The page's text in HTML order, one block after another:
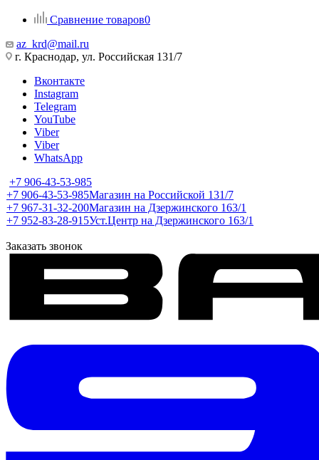
Сравнение товаров0
az_krd@mail.ru
г. Краснодар, ул. Российская 131/7
Вконтакте
Instagram
Telegram
YouTube
Viber
Viber
WhatsApp
+7 906-43-53-985
+7 906-43-53-985Магазин на Российской 131/7
+7 967-31-32-200Магазин на Дзержинского 163/1
+7 952-83-28-915Уст.Центр на Дзержинского 163/1
Заказать звонок